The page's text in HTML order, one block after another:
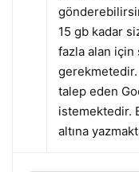
15 gb kadar
fazla alan için
gerekmetedir.
talep eden
istemektedir.
altına